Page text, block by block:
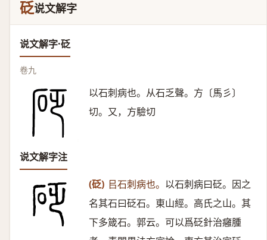
砭说文解字
说文解字·砭
卷九
以石刺病也。从石乏聲。方〔馬彡〕
切。又，方驗切
说文解字注
(砭) 㠯石刺病也。 以石刺病曰砭。因之
名其石曰砭石。東山經。高氏之山。其
下多箴石。郭云。可以爲砭針治癰腫